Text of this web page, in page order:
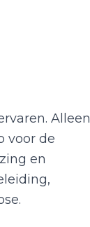
Alleen
voor de
en